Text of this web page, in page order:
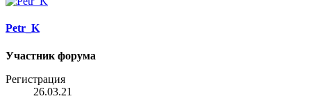
Petr_K
Участник форума
Регистрация
26.03.21